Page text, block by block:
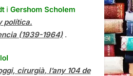
i Gershom Scholem
política.
(1939-1964) .
cirurgià, l’any 104 de